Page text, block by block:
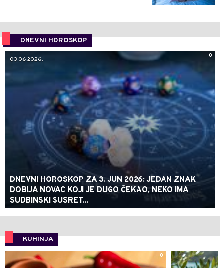
DNEVNI HOROSKOP
0
03.06.2026.
DNEVNI HOROSKOP ZA 3. JUN 2026: JEDAN ZNAK
DOBIJA NOVAC KOJI JE DUGO ČEKAO, NEKO IMA
SUDBINSKI SUSRET...
KUHINJA
0